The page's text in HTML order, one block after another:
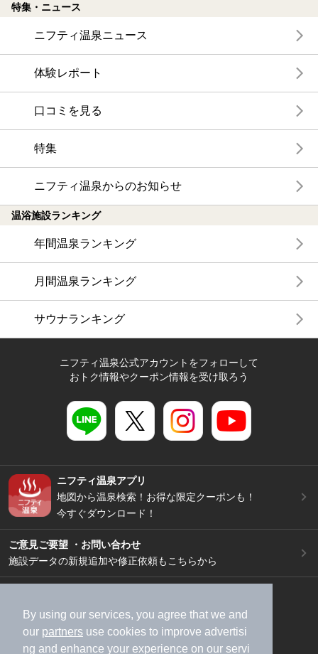
By using our services, you agree that we and
our partners use cookies to improve advertisi
ng and enhance your experience on our servi
特集・ニュース
ニフティ温泉ニュース
体験レポート
口コミを見る
特集
ニフティ温泉からのお知らせ
温浴施設ランキング
年間温泉ランキング
月間温泉ランキング
サウナランキング
ニフティ温泉公式アカウントをフォローして
おトク情報やクーポン情報を受け取ろう
ニフティ温泉アプリ
地図から温泉検索！お得な限定クーポンも！
今すぐダウンロード！
ご意見ご要望 ・お問い合わせ
施設データの新規追加や修正依頼もこちらから
加盟店募集（資料請求）
広告出稿のご案内
利用規約
ライフスタイルMEMBERS+規約